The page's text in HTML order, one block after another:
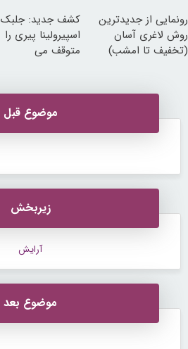
رونمایی از جدیدترین
روش لاغری آسان
(تخفیف تا امشب)
کشف جدید: جلبک
اسپیرولینا پیری را
متوقف می
موضوع قبل
زیربخش
آرایش
موضوع بعد